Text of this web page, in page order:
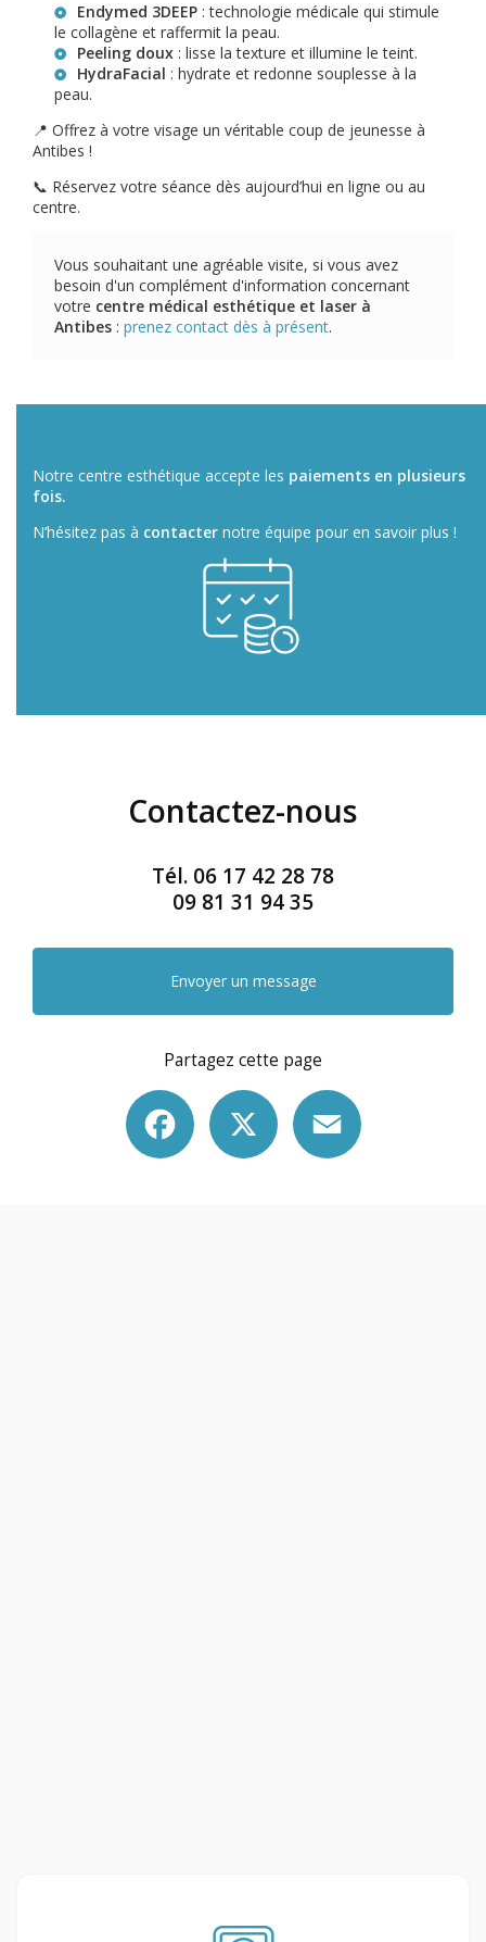
Endymed 3DEEP : technologie médicale qui stimule
le collagène et raffermit la peau.
Peeling doux : lisse la texture et illumine le teint.
HydraFacial : hydrate et redonne souplesse à la
peau.
📍 Offrez à votre visage un véritable coup de jeunesse à
Antibes !
📞 Réservez votre séance dès aujourd’hui en ligne ou au
centre.
Vous souhaitant une agréable visite, si vous avez
besoin d'un complément d'information concernant
votre centre médical esthétique et laser à
Antibes : prenez contact dès à présent.
Notre centre esthétique accepte les paiements en plusieurs
fois.
N’hésitez pas à contacter notre équipe pour en savoir plus !
Contactez-nous
Tél. 06 17 42 28 78
09 81 31 94 35
Envoyer un message
Partagez cette page
Facebook